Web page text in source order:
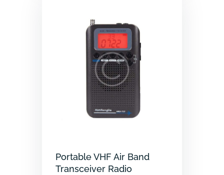
Portable VHF Air Band
Transceiver Radio